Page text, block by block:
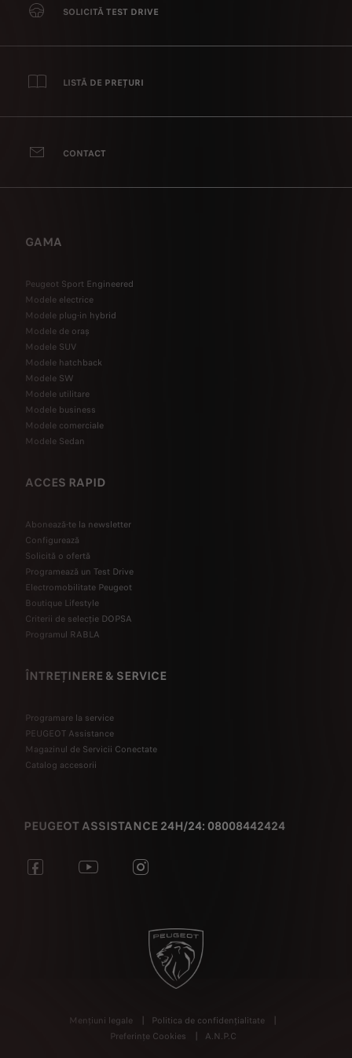
SOLICITĂ TEST DRIVE
LISTĂ DE PREȚURI
CONTACT
GAMA
Peugeot Sport Engineered
Modele electrice
Modele plug-in hybrid
Modele de oraș
Modele SUV
Modele hatchback
Modele SW
Modele utilitare
Modele business
Modele comerciale
Modele Sedan
ACCES RAPID
Abonează-te la newsletter
Configurează
Solicită o ofertă
Programează un Test Drive
Electromobilitate Peugeot
Boutique Lifestyle
Criterii de selecție DOPSA
Programul RABLA
ÎNTREȚINERE & SERVICE
Programare la service
PEUGEOT Assistance
Magazinul de Servicii Conectate
Catalog accesorii
PEUGEOT ASSISTANCE 24H/24: 08008442424
Mențiuni legale
Politica de confidențialitate
Preferințe Cookies
A.N.P.C